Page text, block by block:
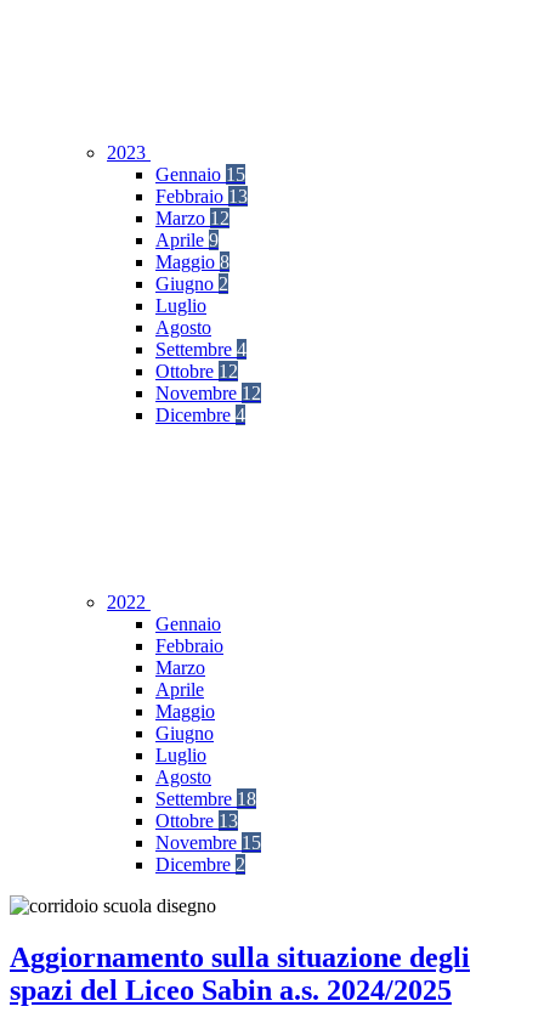
2023
Gennaio 15
Febbraio 13
Marzo 12
Aprile 9
Maggio 8
Giugno 2
Luglio
Agosto
Settembre 4
Ottobre 12
Novembre 12
Dicembre 4
2022
Gennaio
Febbraio
Marzo
Aprile
Maggio
Giugno
Luglio
Agosto
Settembre 18
Ottobre 13
Novembre 15
Dicembre 2
Aggiornamento sulla situazione degli
spazi del Liceo Sabin a.s. 2024/2025